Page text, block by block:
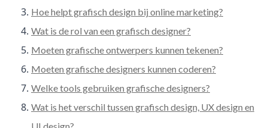
Hoe helpt grafisch design bij online marketing?
Wat is de rol van een grafisch designer?
Moeten grafische ontwerpers kunnen tekenen?
Moeten grafische designers kunnen coderen?
Welke tools gebruiken grafische designers?
Wat is het verschil tussen grafisch design, UX design en